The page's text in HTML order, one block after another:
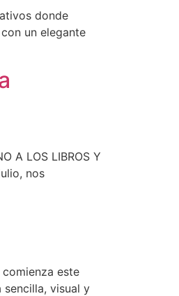
donde
un elegante
A LOS LIBROS Y
nos
este
visual y